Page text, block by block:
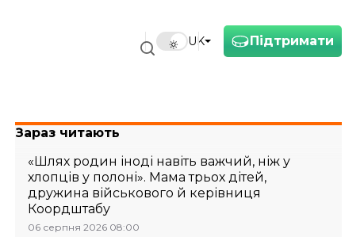
Підтримати
UK
Зараз читають
«Шлях родин іноді навіть важчий, ніж у
хлопців у полоні». Мама трьох дітей,
дружина військового й керівниця
Коордштабу
06 серпня 2026 08:00